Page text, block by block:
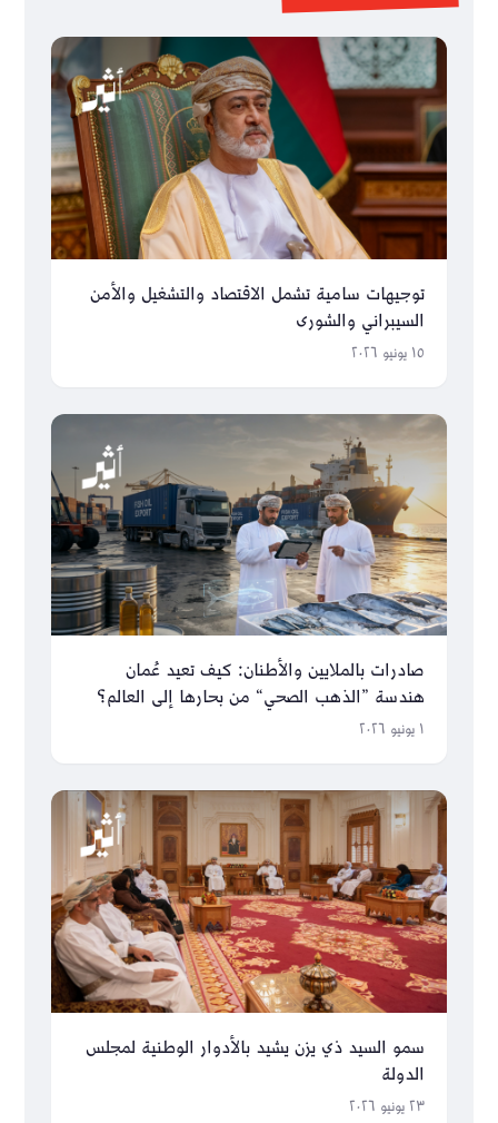
توجيهات سامية تشمل الاقتصاد والتشغيل والأمن
السيبراني والشورى
١٥ يونيو ٢٠٢٦
صادرات بالملايين والأطنان: كيف تعيد عُمان
هندسة ”الذهب الصحي“ من بحارها إلى العالم؟
١ يونيو ٢٠٢٦
سمو السيد ذي يزن يشيد بالأدوار الوطنية لمجلس
الدولة
٢٣ يونيو ٢٠٢٦